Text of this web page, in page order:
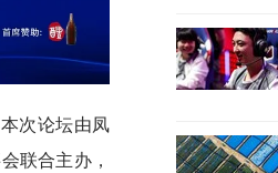
次论坛由凤
联合主办，